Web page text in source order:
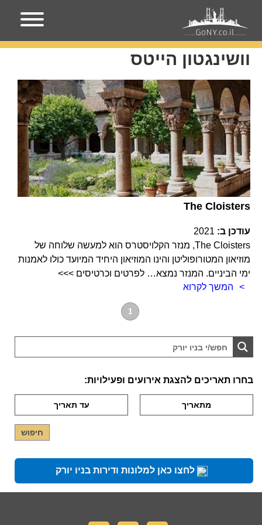
עמוד הבית וושינגטון הייטס
וושינגטון הייטס
The Cloisters
עודכן ב: 2021
The Cloisters, מנזר הקלויסטרס הוא למעשה שלוחה של
מוזיאון המטורופוליטן והינו המוזיאון היחיד המיועד כולו לאמנות
ימי הביניים. המנזר נמצא… לפרטים וכרטיסים >>>
המשך לקרוא
1
בחרו תאריכים להצגת אירועים ופעילויות:
לחצו כאן למלונות ודירות בניו יורק